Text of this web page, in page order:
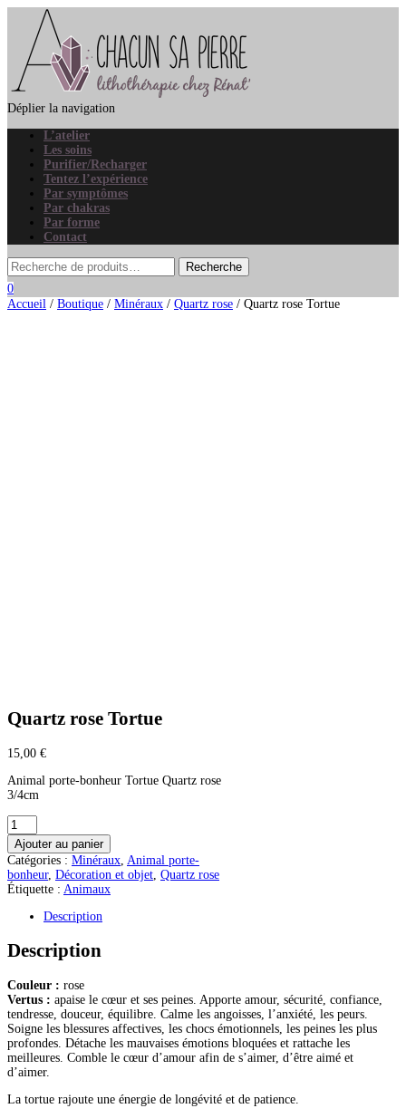
Déplier la navigation
L’atelier
Les soins
Purifier/Recharger
Tentez l’expérience
Par symptômes
Par chakras
Par forme
Contact
0
Accueil / Boutique / Minéraux / Quartz rose / Quartz rose Tortue
Quartz rose Tortue
15,00 €
Animal porte-bonheur Tortue Quartz rose
3/4cm
quantité
de
Quartz
rose
Tortue
Ajouter au panier
Catégories : Minéraux Animal porte-
bonheur, Décoration et objet Quartz rose
Étiquette : Animaux
Description
Description
Couleur : rose
Vertus : apaise le cœur et ses peines. Apporte amour, sécurité, confiance,
tendresse, douceur, équilibre. Calme les angoisses, l’anxiété, les peurs.
Soigne les blessures affectives, les chocs émotionnels, les peines les plus
profondes. Détache les mauvaises émotions bloquées et rattache les
meilleures. Comble le cœur d’amour afin de s’aimer, d’être aimé et
d’aimer.
La tortue rajoute une énergie de longévité et de patience.